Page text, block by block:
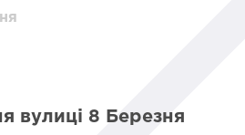
вулиці 8 Березня